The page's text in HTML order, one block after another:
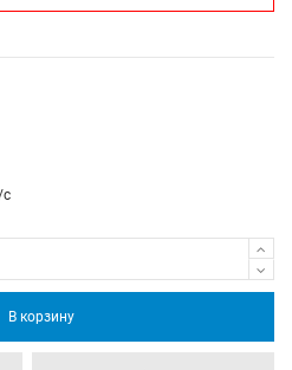
с
В корзину